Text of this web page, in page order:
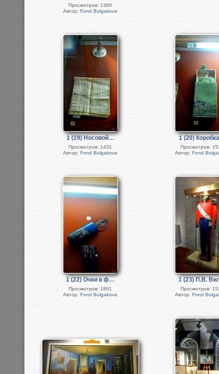
Просмотров: 1360
Автор: Fond Bulgakova
1 (19) Носовой…
Просмотров: 1431
Автор: Fond Bulgakova
1 (20)
Просмотров:
Автор: Fond
1 (22) Очки в ф…
Просмотров: 1891
Автор: Fond Bulgakova
1 (23) П.В.
Просмотров:
Автор: Fond